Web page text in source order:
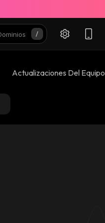
Actualizaciones Del Equipo